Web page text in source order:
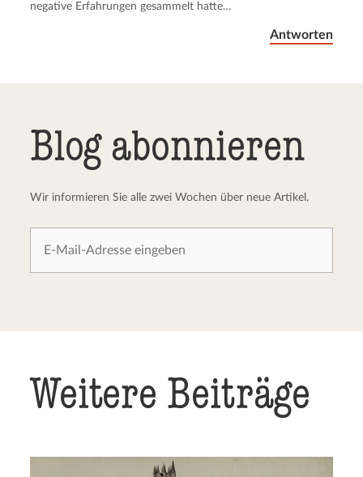
negative Erfahrungen gesammelt hatte…
Antworten
Blog abonnieren
Wir informieren Sie alle zwei Wochen über neue Artikel.
Weitere Beiträge